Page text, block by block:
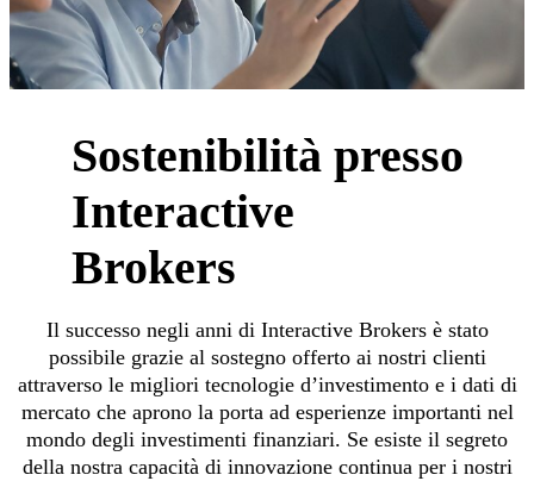
Sostenibilità presso
Interactive
Brokers
Il successo negli anni di Interactive Brokers è stato
possibile grazie al sostegno offerto ai nostri clienti
attraverso le migliori tecnologie d’investimento e i dati di
mercato che aprono la porta ad esperienze importanti nel
mondo degli investimenti finanziari. Se esiste il segreto
della nostra capacità di innovazione continua per i nostri